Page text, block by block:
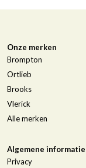
Onze merken
Brompton
Ortlieb
Brooks
Vlerick
Alle merken
Algemene informatie
Privacy